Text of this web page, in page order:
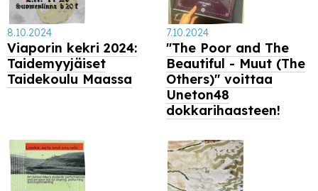
8.10.2024
Viaporin kekri 2024:
Taidemyyjäiset
Taidekoulu Maassa
7.10.2024
"The Poor and The
Beautiful - Muut (The
Others)" voittaa
Uneton48
dokkarihaasteen!